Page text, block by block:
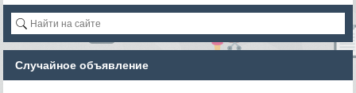
Случайное объявление